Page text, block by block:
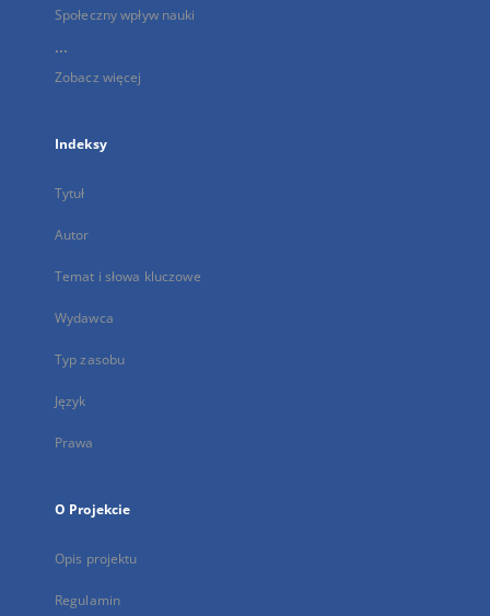
Społeczny wpływ nauki
...
Zobacz więcej
Indeksy
Tytuł
Autor
Temat i słowa kluczowe
Wydawca
Typ zasobu
Język
Prawa
O Projekcie
Opis projektu
Regulamin